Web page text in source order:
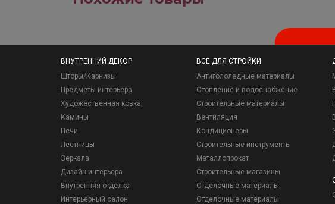
ВНУТРЕННИЙ ДЕКОР
Шторы/Карнизы
Предметы интерьера
Художественная ковка
Камины
Печи
Лестницы
Зеркала
Дизайн интерьера
Внутренняя отделка
Интерьерный салон
ВСЕ ДЛЯ СТРОЙКИ
Антигололедные материалы
Отопление и водоснабжение
Строительные материалы
Вентиляция
Кондиционеры
Строительные инструменты
Металлопрокат
Строительные магазины
Отделочные материалы
Отделочные материалы